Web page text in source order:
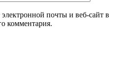
почты и веб-сайт в
комментария.